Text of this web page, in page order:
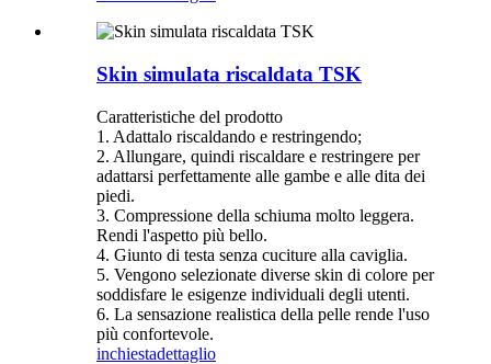
Skin simulata riscaldata TSK
Caratteristiche del prodotto
1. Adattalo riscaldando e restringendo;
2. Allungare, quindi riscaldare e restringere per
adattarsi perfettamente alle gambe e alle dita dei
piedi.
3. Compressione della schiuma molto leggera.
Rendi l'aspetto più bello.
4. Giunto di testa senza cuciture alla caviglia.
5. Vengono selezionate diverse skin di colore per
soddisfare le esigenze individuali degli utenti.
6. La sensazione realistica della pelle rende l'uso
più confortevole.
inchiestadettaglio